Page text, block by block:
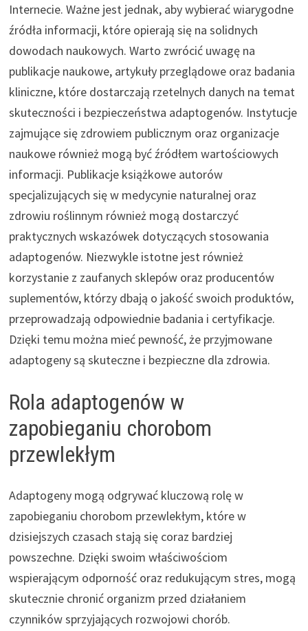
Internecie. Ważne jest jednak, aby wybierać wiarygodne
źródła informacji, które opierają się na solidnych
dowodach naukowych. Warto zwrócić uwagę na
publikacje naukowe, artykuły przeglądowe oraz badania
kliniczne, które dostarczają rzetelnych danych na temat
skuteczności i bezpieczeństwa adaptogenów. Instytucje
zajmujące się zdrowiem publicznym oraz organizacje
naukowe również mogą być źródłem wartościowych
informacji. Publikacje książkowe autorów
specjalizujących się w medycynie naturalnej oraz
zdrowiu roślinnym również mogą dostarczyć
praktycznych wskazówek dotyczących stosowania
adaptogenów. Niezwykle istotne jest również
korzystanie z zaufanych sklepów oraz producentów
suplementów, którzy dbają o jakość swoich produktów,
przeprowadzają odpowiednie badania i certyfikacje.
Dzięki temu można mieć pewność, że przyjmowane
adaptogeny są skuteczne i bezpieczne dla zdrowia.
Rola adaptogenów w
zapobieganiu chorobom
przewlekłym
Adaptogeny mogą odgrywać kluczową rolę w
zapobieganiu chorobom przewlekłym, które w
dzisiejszych czasach stają się coraz bardziej
powszechne. Dzięki swoim właściwościom
wspierającym odporność oraz redukującym stres, mogą
skutecznie chronić organizm przed działaniem
czynników sprzyjających rozwojowi chorób.